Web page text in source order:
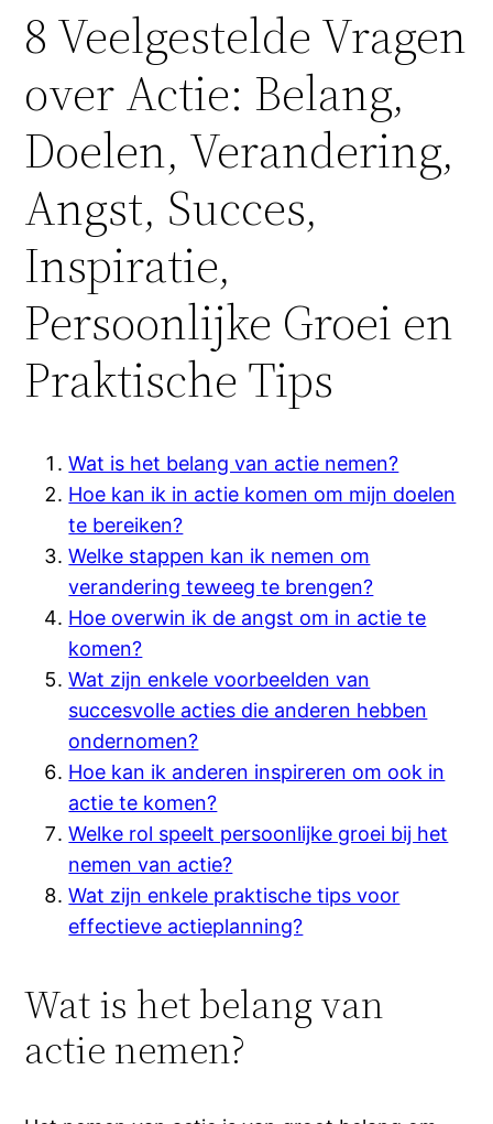
8 Veelgestelde Vragen
over Actie: Belang,
Doelen, Verandering,
Angst, Succes,
Inspiratie,
Persoonlijke Groei en
Praktische Tips
Wat is het belang van actie nemen?
Hoe kan ik in actie komen om mijn doelen
te bereiken?
Welke stappen kan ik nemen om
verandering teweeg te brengen?
Hoe overwin ik de angst om in actie te
komen?
Wat zijn enkele voorbeelden van
succesvolle acties die anderen hebben
ondernomen?
Hoe kan ik anderen inspireren om ook in
actie te komen?
Welke rol speelt persoonlijke groei bij het
nemen van actie?
Wat zijn enkele praktische tips voor
effectieve actieplanning?
Wat is het belang van
actie nemen?